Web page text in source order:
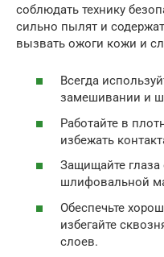
соблюдать технику
сильно пылят и
вызвать ожоги кожи и
Всегда
замешивании и
Работайте в
избежать
Защищайте глаза
шлифовальной
Обеспечьте
избегайте
слоев.